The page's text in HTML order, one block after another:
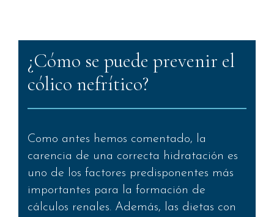
¿Cómo se puede prevenir el
cólico nefrítico?
Como antes hemos comentado, la
carencia de una correcta hidratación es
uno de los factores predisponentes más
importantes para la formación de
cálculos renales. Además, las dietas con